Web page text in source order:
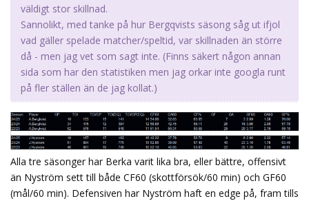
väldigt stor skillnad.
Sannolikt, med tanke på hur Bergqvists säsong såg ut ifjol
vad gäller spelade matcher/speltid, var skillnaden än större
då - men jag vet som sagt inte. (Finns säkert någon annan
sida som har den statistiken men jag orkar inte googla runt
på fler ställen än de jag kollat.)
Alla tre säsonger har Berka varit lika bra, eller bättre, offensivt
än Nyström sett till både CF60 (skottförsök/60 min) och GF60
(mål/60 min). Defensiven har Nyström haft en edge på, fram tills